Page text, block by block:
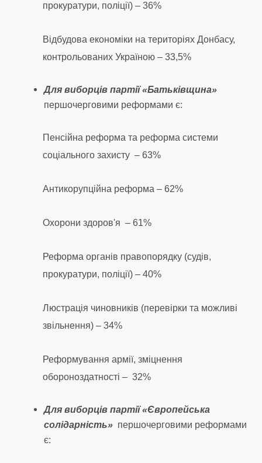
прокуратури, поліції) – 36%
Відбудова економіки на територіях Донбасу,
контрольованих Україною – 33,5%
Для виборців партії «Батьківщина»
першочерговими реформами є:
Пенсійна реформа та реформа системи
соціального захисту – 63%
Антикорупційна реформа – 62%
Охорони здоров'я – 61%
Реформа органів правопорядку (судів,
прокуратури, поліції) – 40%
Люстрація чиновників (перевірки та можливі
звільнення) – 34%
Реформування армії, зміцнення
обороноздатності – 32%
Для виборців партії «Європейська
солідарність» першочерговими реформами
є: